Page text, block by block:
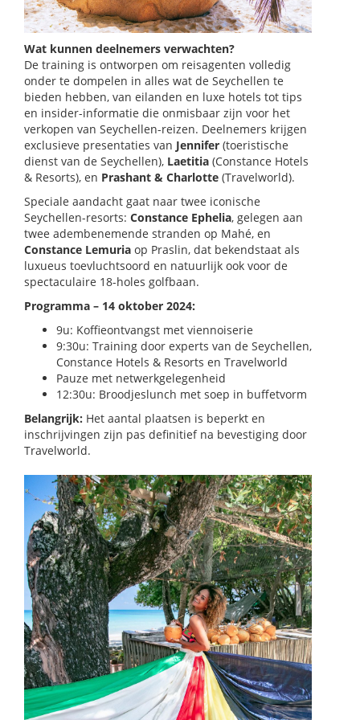
Wat kunnen deelnemers verwachten?
De training is ontworpen om reisagenten volledig
onder te dompelen in alles wat de Seychellen te
bieden hebben, van eilanden en luxe hotels tot tips
en insider-informatie die onmisbaar zijn voor het
verkopen van Seychellen-reizen. Deelnemers krijgen
exclusieve presentaties van Jennifer (toeristische
dienst van de Seychellen), Laetitia (Constance Hotels
& Resorts), en Prashant & Charlotte (Travelworld).
Speciale aandacht gaat naar twee iconische
Seychellen-resorts: Constance Ephelia, gelegen aan
twee adembenemende stranden op Mahé, en
Constance Lemuria op Praslin, dat bekendstaat als
luxueus toevluchtsoord en natuurlijk ook voor de
spectaculaire 18-holes golfbaan.
Programma – 14 oktober 2024:
9u: Koffieontvangst met viennoiserie
9:30u: Training door experts van de Seychellen,
Constance Hotels & Resorts en Travelworld
Pauze met netwerkgelegenheid
12:30u: Broodjeslunch met soep in buffetvorm
Belangrijk: Het aantal plaatsen is beperkt en
inschrijvingen zijn pas definitief na bevestiging door
Travelworld.